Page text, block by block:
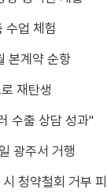
수업 체험
본계약 순항
재탄생
수출 상담 성과"
광주서 거행
청약철회 거부